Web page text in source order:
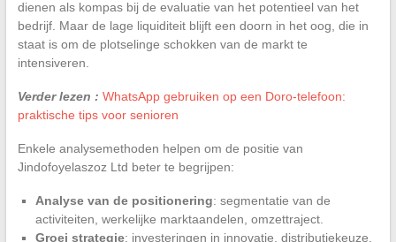
dienen als kompas bij de evaluatie van het potentieel van het
bedrijf. Maar de lage liquiditeit blijft een doorn in het oog, die in
staat is om de plotselinge schokken van de markt te
intensiveren.
Verder lezen : WhatsApp gebruiken op een Doro-telefoon:
praktische tips voor senioren
Enkele analysemethoden helpen om de positie van
Jindofoyelaszoz Ltd beter te begrijpen:
Analyse van de positionering: segmentatie van de
activiteiten, werkelijke marktaandelen, omzettraject.
Groei strategie: investeringen in innovatie, distributiekeuze,